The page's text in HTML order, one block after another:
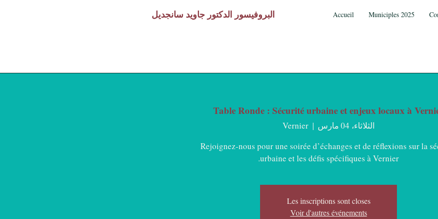
البروفيسور الدكتور جاويد سانجديل Accueil Municiples 2025
Table Ronde : Sécurité urbaine et enjeux locaux à
الثلاثاء، 04 مارس
  |
Vernier
Rejoignez-nous pour une soirée d’échanges et de réflexions sur la
urbaine et les défis spécifiques à Vernier.
Les inscriptions sont closes
Voir d'autres événements